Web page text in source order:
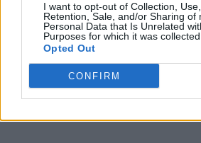
I want to opt-out of Collection, Use,
Retention, Sale, and/or Sharing of
Personal Data that Is Unrelated
Purposes for which it was collected.
Opted Out
CONFIRM
Κυριακού»
7 Αυγούστου, 2026
ΔΕΕΠ (ΝΟΔΕ) Ηρακλείου: Με έργα η
οδηγεί την Κρήτη στο μέλλον